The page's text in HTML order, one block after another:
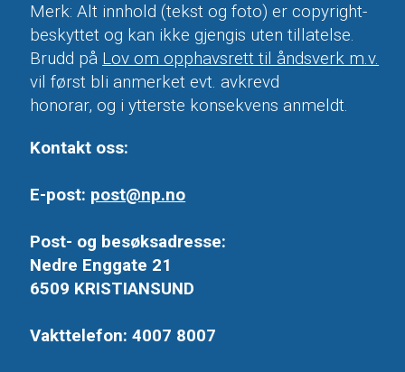
Merk: Alt innhold (tekst og foto) er copyright-
beskyttet og kan ikke gjengis uten tillatelse.
Brudd på Lov om opphavsrett til åndsverk m.v.
vil først bli anmerket evt. avkrevd
honorar, og i ytterste konsekvens anmeldt.
Kontakt oss:
E-post: post@np.no
Post- og besøksadresse:
Nedre Enggate 21
6509 KRISTIANSUND
Vakttelefon: 4007 8007